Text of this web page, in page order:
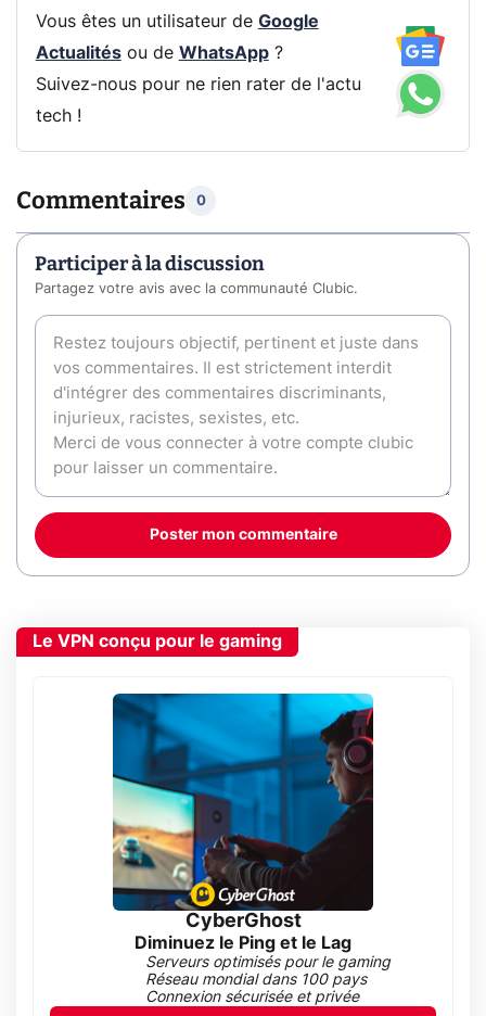
Vous êtes un utilisateur de Google
Actualitésou de WhatsApp?
Suivez-nous pour ne rien rater de l'actu
tech !
Commentaires 0
Participer à la discussion
Partagez votre avis avec la communauté Clubic.
Poster mon commentaire
Le VPN conçu pour le gaming
CyberGhost
Diminuez le Ping et le Lag
Serveurs optimisés pour le gaming
Réseau mondial dans 100 pays
Connexion sécurisée et privée